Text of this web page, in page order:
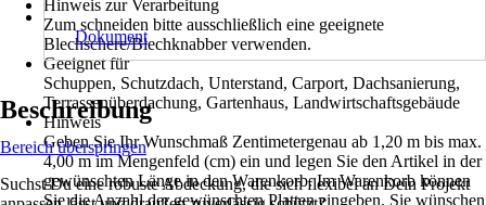
Hinweis zur Verarbeitung
Zum schneiden bitte ausschließlich eine geeignete
Blechschere/Blechknabber verwenden.
Geeignet für
Schuppen, Schutzdach, Unterstand, Carport, Dachsanierung,
Terrassenüberdachung, Gartenhaus, Landwirtschaftsgebäude
Hinweis
Geben Sie Ihr Wunschmaß Zentimetergenau ab 1,20 m bis max.
4,00 m im Mengenfeld (cm) ein und legen Sie den Artikel in der
gewünschten Länge in den Warenkorb. Im Warenkorb können
Sie die Anzahl der gewünschten Platten eingeben. Sie wünschen
Dokument
Beschreibung
Bereich überspringen
Suchst Du eine robuste Abdeckung, die sich flexibel an Dein Projekt